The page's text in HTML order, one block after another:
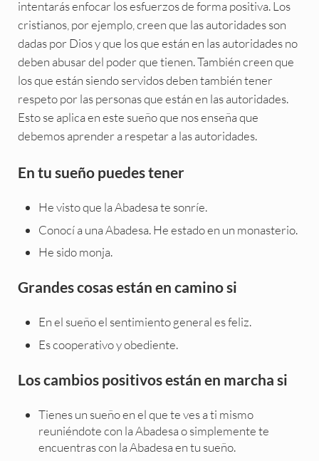
intentarás enfocar los esfuerzos de forma positiva. Los
cristianos, por ejemplo, creen que las autoridades son
dadas por Dios y que los que están en las autoridades no
deben abusar del poder que tienen. También creen que
los que están siendo servidos deben también tener
respeto por las personas que están en las autoridades.
Esto se aplica en este sueño que nos enseña que
debemos aprender a respetar a las autoridades.
En tu sueño puedes tener
He visto que la Abadesa te sonríe.
Conocí a una Abadesa. He estado en un monasterio.
He sido monja.
Grandes cosas están en camino si
En el sueño el sentimiento general es feliz.
Es cooperativo y obediente.
Los cambios positivos están en marcha si
Tienes un sueño en el que te ves a ti mismo
reuniéndote con la Abadesa o simplemente te
encuentras con la Abadesa en tu sueño.